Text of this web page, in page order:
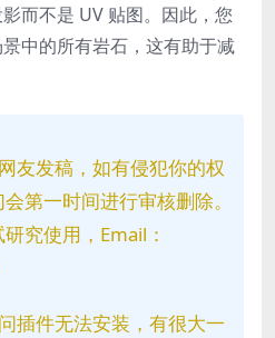
而不是 UV 贴图。因此，您
中的所有岩石，这有助于减
友发稿，如有侵犯你的权
第一时间进行审核删除。
究使用，Email：
插件无法安装，有很大一